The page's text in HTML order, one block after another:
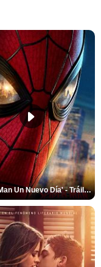
'Spider-Man Un Nuevo Día' - Tráiler oficial subtitulado